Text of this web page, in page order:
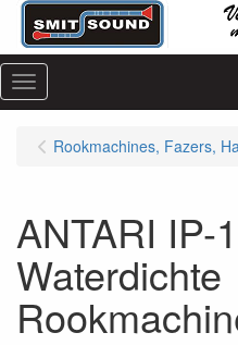
Menu
Rookmachines, Fazers,
ANTARI IP-
Waterdichte